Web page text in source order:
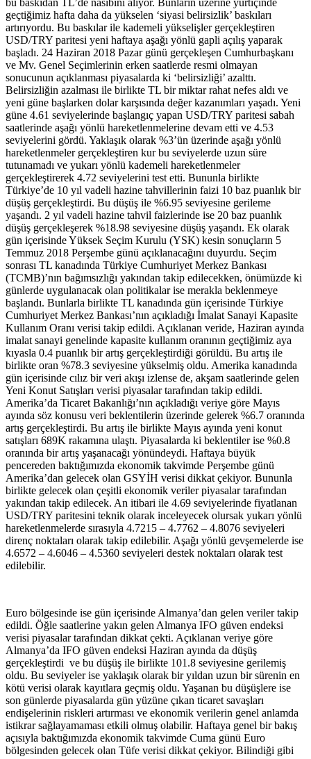
geçtiğimiz hafta daha da yükselen ‘siyasi belirsizlik’ baskıları
artırıyordu. Bu baskılar ile kademeli yükselişler gerçekleştiren
USD/TRY paritesi yeni haftaya aşağı yönlü gapli açılış yaparak
başladı. 24 Haziran 2018 Pazar günü gerçekleşen Cumhurbaşkanı
ve Mv. Genel Seçimlerinin erken saatlerde resmi olmayan
sonucunun açıklanması piyasalarda ki ‘belirsizliği’ azalttı.
Belirsizliğin azalması ile birlikte TL bir miktar rahat nefes aldı ve
yeni güne başlarken dolar karşısında değer kazanımları yaşadı. Yeni
güne 4.61 seviyelerinde başlangıç yapan USD/TRY paritesi sabah
saatlerinde aşağı yönlü hareketlenmelerine devam etti ve 4.53
seviyelerini gördü. Yaklaşık olarak %3’ün üzerinde aşağı yönlü
hareketlenmeler gerçekleştiren kur bu seviyelerde uzun süre
tutunamadı ve yukarı yönlü kademeli hareketlenmeler
gerçekleştirerek 4.72 seviyelerini test etti. Bununla birlikte
Türkiye’de 10 yıl vadeli hazine tahvillerinin faizi 10 baz puanlık bir
düşüş gerçekleştirdi. Bu düşüş ile %6.95 seviyesine gerileme
yaşandı. 2 yıl vadeli hazine tahvil faizlerinde ise 20 baz puanlık
düşüş gerçekleşerek %18.98 seviyesine düşüş yaşandı. Ek olarak
gün içerisinde Yüksek Seçim Kurulu (YSK) kesin sonuçların 5
Temmuz 2018 Perşembe günü açıklanacağını duyurdu. Seçim
sonrası TL kanadında Türkiye Cumhuriyet Merkez Bankası
(TCMB)’nın bağımsızlığı yakından takip edilecekken, önümüzde ki
günlerde uygulanacak olan politikalar ise merakla beklenmeye
başlandı. Bunlarla birlikte TL kanadında gün içerisinde Türkiye
Cumhuriyet Merkez Bankası’nın açıkladığı İmalat Sanayi Kapasite
Kullanım Oranı verisi takip edildi. Açıklanan veride, Haziran ayında
imalat sanayi genelinde kapasite kullanım oranının geçtiğimiz aya
kıyasla 0.4 puanlık bir artış gerçekleştirdiği görüldü. Bu artış ile
birlikte oran %78.3 seviyesine yükselmiş oldu. Amerika kanadında
gün içerisinde cılız bir veri akışı izlense de, akşam saatlerinde gelen
Yeni Konut Satışları verisi piyasalar tarafından takip edildi.
Amerika’da Ticaret Bakanlığı’nın açıkladığı veriye göre Mayıs
ayında söz konusu veri beklentilerin üzerinde gelerek %6.7 oranında
artış gerçekleştirdi. Bu artış ile birlikte Mayıs ayında yeni konut
satışları 689K rakamına ulaştı. Piyasalarda ki beklentiler ise %0.8
oranında bir artış yaşanacağı yönündeydi. Haftaya büyük
pencereden baktığımızda ekonomik takvimde Perşembe günü
Amerika’dan gelecek olan GSYİH verisi dikkat çekiyor. Bununla
birlikte gelecek olan çeşitli ekonomik veriler piyasalar tarafından
yakından takip edilecek. An itibari ile 4.69 seviyelerinde fiyatlanan
USD/TRY paritesini teknik olarak inceleyecek olursak yukarı yönlü
hareketlenmelerde sırasıyla 4.7215 – 4.7762 – 4.8076 seviyeleri
direnç noktaları olarak takip edilebilir. Aşağı yönlü gevşemelerde ise
4.6572 – 4.6046 – 4.5360 seviyeleri destek noktaları olarak test
edilebilir.
Euro bölgesinde ise gün içerisinde Almanya’dan gelen veriler takip
edildi. Öğle saatlerine yakın gelen Almanya IFO güven endeksi
verisi piyasalar tarafından dikkat çekti. Açıklanan veriye göre
Almanya’da IFO güven endeksi Haziran ayında da düşüş
gerçekleştirdi ve bu düşüş ile birlikte 101.8 seviyesine gerilemiş
oldu. Bu seviyeler ise yaklaşık olarak bir yıldan uzun bir sürenin en
kötü verisi olarak kayıtlara geçmiş oldu. Yaşanan bu düşüşlere ise
son günlerde piyasalarda gün yüzüne çıkan ticaret savaşları
endişelerinin riskleri artırması ve ekonomik verilerin genel anlamda
istikrar sağlayamaması etkili olmuş olabilir. Haftaya genel bir bakış
açısıyla baktığımızda ekonomik takvimde Cuma günü Euro
bölgesinden gelecek olan Tüfe verisi dikkat çekiyor. Bilindiği gibi